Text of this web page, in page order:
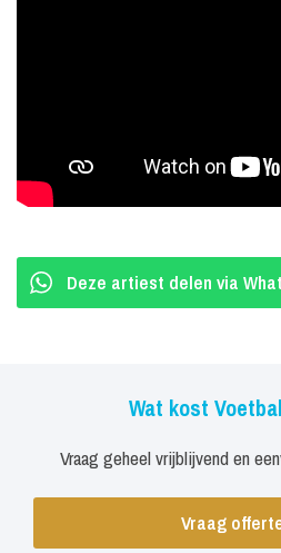
Deze artiest delen via
Wat kost
Vraag geheel vrijblijvend en
Vraag